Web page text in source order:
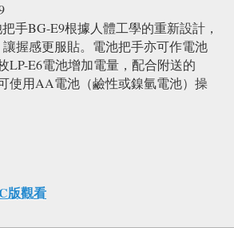
手BG-E9根據人體工學的重新設計，
握感更服貼。電池把手亦可作電池
LP-E6電池增加電量，配合附送的
使用AA電池（鹼性或鎳氫電池）操
版觀看